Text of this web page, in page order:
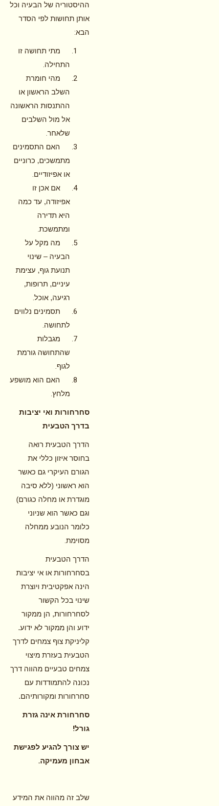
ההיסטוריה של הבעיה וכל
אותן תחושות לפי הסדר
מתי תחושה זו
התחילה.
מהי חומרת
השלב הראשון או
ההתנסות הראשונה
אל מול השלבים
שלאחר.
האם התסמינים
מתמשכים, כרוניים
או אפיזודיים.
אם אכן זו
אפיזודה, עד כמה
היא תדירה
ומתמשכת.
מה מקל על
הבעיה – שינוי
תנועת גוף, עצימת
עיניים, תרופות,
רגיעה, אוכל.
תסמינים נלווים
לתחושה.
מגבלות
שהתחושה גורמת
האם הוא מושפע
סחרחורות ואי יציבות
בדרך הטבעית
הדרך הטבעית רואה
בחוסר איזון כללי את
הגורם העיקרי גם כאשר
הוא ראשוני (ללא סיבה
מוגדרת או מחלה כגורם)
וגם כאשר הוא שניוני
כלומר הנובע ממחלה
מסוימת.
הדרך הטבעית
בסחרחורות או אי יציבות
הינה אפקטיבית ויוצרת
שינוי בכל הקשור
לסחרחורות, הן ממקור
ידוע והן ממקור לא ידוע.
קליניקת צוף צמחים לדרך
הטבעית בעזרת מיצוי
צמחים טבעיים מהווה דרך
נכונה להתמודדות עם
סחרחורות ומקורותיהם.
סחרחורת אינה גזרת
יש צורך להגיע לפגישת
אבחון מעמיקה.
שלב זה מהווה את המידע